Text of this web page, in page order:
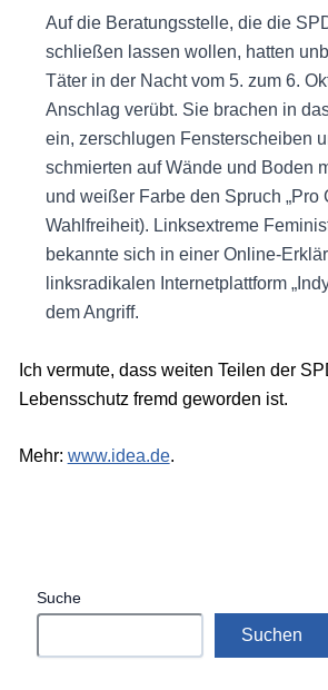
Auf die Beratungsstelle, die die
schließen lassen wollen, hatten
Täter in der Nacht vom 5. zum 6.
Anschlag verübt. Sie brachen in
ein, zerschlugen Fensterscheiben
schmierten auf Wände und Boden
und weißer Farbe den Spruch „Pro
Wahlfreiheit). Linksextreme
bekannte sich in einer Online-
linksradikalen Internetplattform
dem Angriff.
Ich vermute, dass weiten Teilen der
Lebensschutz fremd geworden ist.
Mehr: www.idea.de.
Suche
Suchen